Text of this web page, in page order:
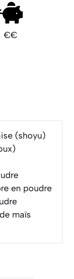
€€
(shoyu)
en poudre
maïs